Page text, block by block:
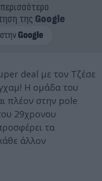
της Google
deal με τον Τζέσε
Η ομάδα του
πλέον στην pole
29χρονου
τα
άλλον